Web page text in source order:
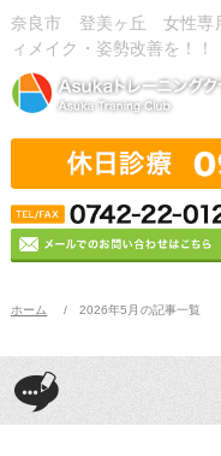
奈良市 登美ヶ丘 女性専
ィメイク・姿勢改善を！！
ホーム 2026年5月の記事一覧